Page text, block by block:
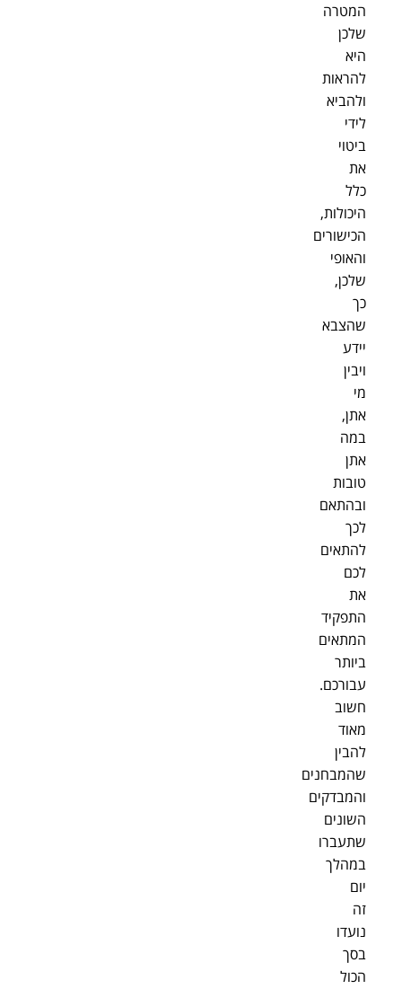
המטרה
שלכן
היא
להראות
ולהביא
לידי
ביטוי
את
כלל
היכולות,
הכישורים
והאופי
שלכן,
כך
שהצבא
יידע
ויבין
מי
אתן,
במה
אתן
טובות
ובהתאם
לכך
להתאים
לכם
את
התפקיד
המתאים
ביותר
עבורכם.
חשוב
מאוד
להבין
שהמבחנים
והמבדקים
השונים
שתעברו
במהלך
יום
זה
נועדו
בסך
הכול